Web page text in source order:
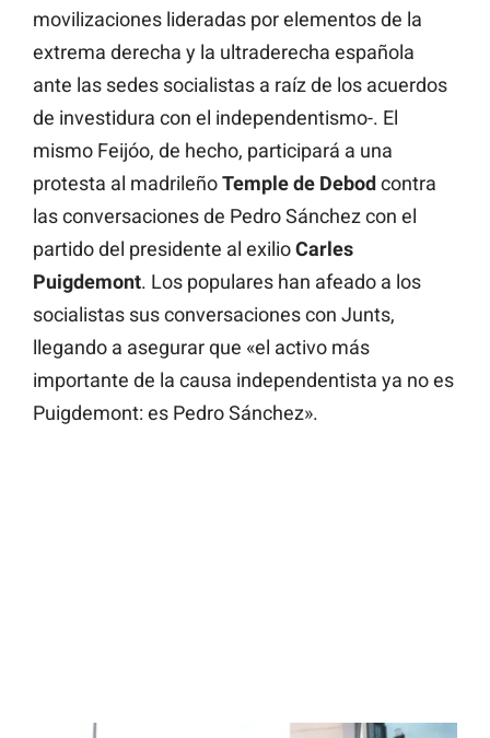
movilizaciones lideradas por elementos de la
extrema derecha y la ultraderecha española
ante las sedes socialistas a raíz de los acuerdos
de investidura con el independentismo-. El
mismo Feijóo, de hecho, participará a una
protesta al madrileñoTemple de Debod contra
las conversaciones de Pedro Sánchez con el
partido del presidente al exilioCarles
Puigdemont. Los populares han afeado a los
socialistas sus conversaciones con Junts,
llegando a asegurar que «el activo más
importante de la causa independentista ya no es
Puigdemont: es Pedro Sánchez».